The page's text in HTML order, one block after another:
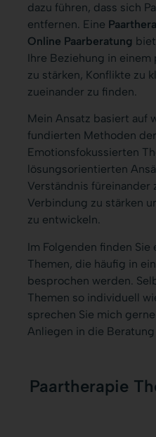
dazu führen, dass sich
entfernen. Eine
Online Paarberatung
Ihre Beziehung in einem
zu stärken, Konflikte zu
zueinander zu finden.
Mein Ansatz basiert auf
fundierten Methoden
Emotionsfokussierten
lösungsorientierten
Verständnis füreinander
Verbindung zu stärken
zu entwickeln.
Im Folgenden finden
Themen, die häufig in
besprochen werden.
Themen so individuell
sprechen Sie mich
Anliegen in die
Paartherapie